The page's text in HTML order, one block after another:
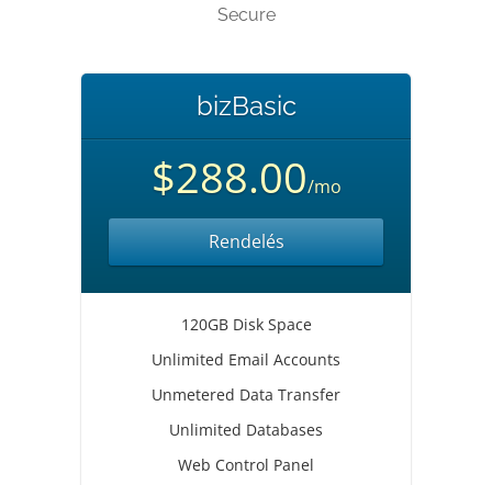
Secure
bizBasic
$288.00/mo
Rendelés
120GB Disk Space
Unlimited Email Accounts
Unmetered Data Transfer
Unlimited Databases
Web Control Panel